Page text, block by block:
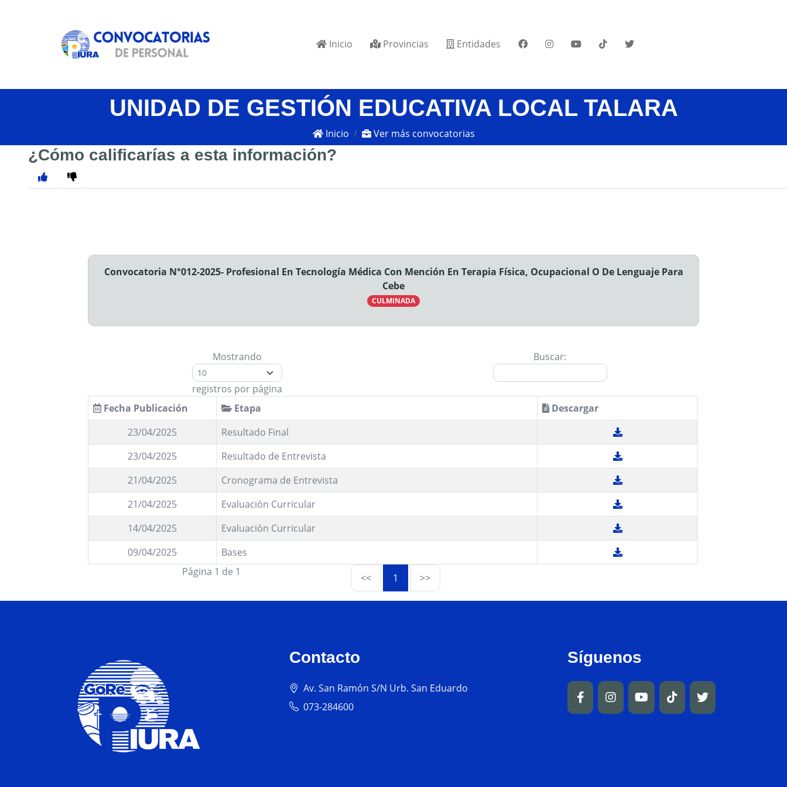
Inicio Provincias Entidades
UNIDAD DE GESTIÓN EDUCATIVA LOCAL TALARA
Inicio Ver más convocatorias
¿Cómo calificarías a esta información?
Convocatoria N°012-2025- Profesional En Tecnología Médica Con Mención En Terapia Física, Ocupacional O De Lenguaje Para
Cebe
CULMINADA
Mostrando
registros por página
Buscar:
Fecha Publicación Etapa
Descargar
23/04/2025
Resultado Final
23/04/2025
Resultado de Entrevista
21/04/2025
Cronograma de Entrevista
21/04/2025
Evaluación Curricular
14/04/2025
Evaluación Curricular
09/04/2025
Bases
Página 1 de 1
<< 1 >>
Contacto
Av. San Ramón S/N Urb. San Eduardo
073-284600
Síguenos